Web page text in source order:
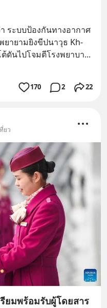
ระบบป้องกันทางอากาศ
ยายามยิงขีปนาวุธ Kh-
ดันไปโจมตีโรงพยาบา...
170 2 22
ยว
ยมพร้อมรับผู้โดยสาร